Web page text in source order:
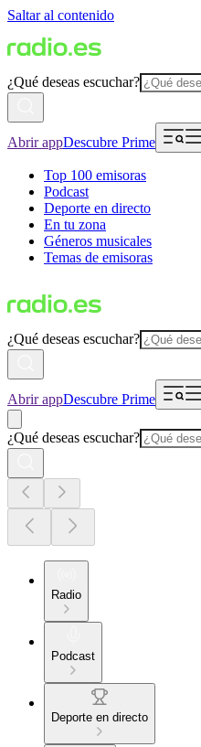
Saltar al contenido
¿Qué deseas escuchar?
Abrir appDescubre Prime
Top 100 emisoras
Podcast
Deporte en directo
En tu zona
Géneros musicales
Temas de emisoras
¿Qué deseas escuchar?
Abrir appDescubre Prime
¿Qué deseas escuchar?
Radio
Podcast
Deporte en directo